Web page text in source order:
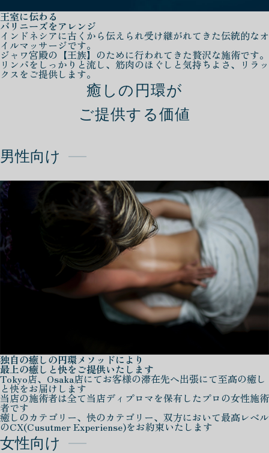
王室に伝わる
バリニーズをアレンジ
インドネシアに古くから伝えられ受け継がれてきた伝統的なオ
イルマッサージです。
ジャワ宮殿の【王族】のために行われてきた贅沢な施術です。
リンパをしっかりと流し、筋肉のほぐしと気持ちよさ、リラッ
クスをご提供します。
癒しの円環が
ご提供する価値
男性向け
独自の癒しの円環メソッドにより
最上の癒しと快をご提供いたします
Tokyo店、Osaka店にてお客様の滞在先へ出張にて至高の癒し
と快をお届けします
当店の施術者は全て当店ディプロマを保有したプロの女性施術
者です
癒しのカテゴリー、快のカテゴリー、双方において最高レベル
のCX(Cusutmer Experiense)をお約束いたします
女性向け